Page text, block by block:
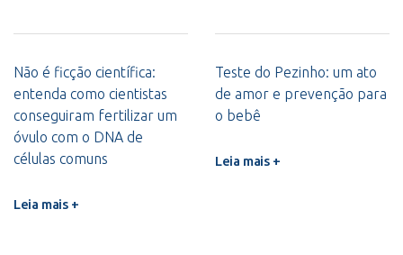
Não é ficção científica:
entenda como cientistas
conseguiram fertilizar um
óvulo com o DNA de
células comuns
Leia mais +
Teste do Pezinho: um ato
de amor e prevenção para
o bebê
Leia mais +